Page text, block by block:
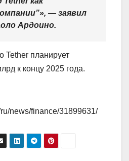
— заявил
Ардоино.
Tether планирует
к концу 2025 года.
news/finance/31899631/